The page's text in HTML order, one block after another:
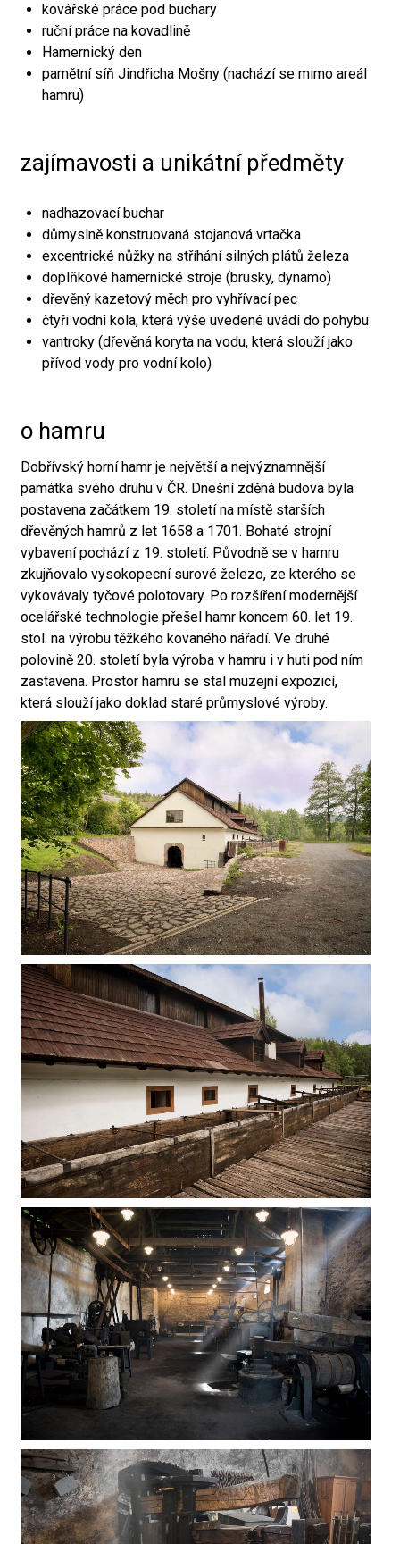
kovářské práce pod buchary
ruční práce na kovadlině
Hamernický den
pamětní síň Jindřicha Mošny (nachází se mimo areál
hamru)
zajímavosti a unikátní předměty
nadhazovací buchar
důmyslně konstruovaná stojanová vrtačka
excentrické nůžky na stříhání silných plátů železa
doplňkové hamernické stroje (brusky, dynamo)
dřevěný kazetový měch pro vyhřívací pec
čtyři vodní kola, která výše uvedené uvádí do pohybu
vantroky (dřevěná koryta na vodu, která slouží jako
přívod vody pro vodní kolo)
o hamru
Dobřívský horní hamr je největší a nejvýznamnější
památka svého druhu v ČR. Dnešní zděná budova byla
postavena začátkem 19. století na místě starších
dřevěných hamrů z let 1658 a 1701. Bohaté strojní
vybavení pochází z 19. století. Původně se v hamru
zkujňovalo vysokopecní surové železo, ze kterého se
vykovávaly tyčové polotovary. Po rozšíření modernější
ocelářské technologie přešel hamr koncem 60. let 19.
stol. na výrobu těžkého kovaného nářadí. Ve druhé
polovině 20. století byla výroba v hamru i v huti pod ním
zastavena. Prostor hamru se stal muzejní expozicí,
která slouží jako doklad staré průmyslové výroby.